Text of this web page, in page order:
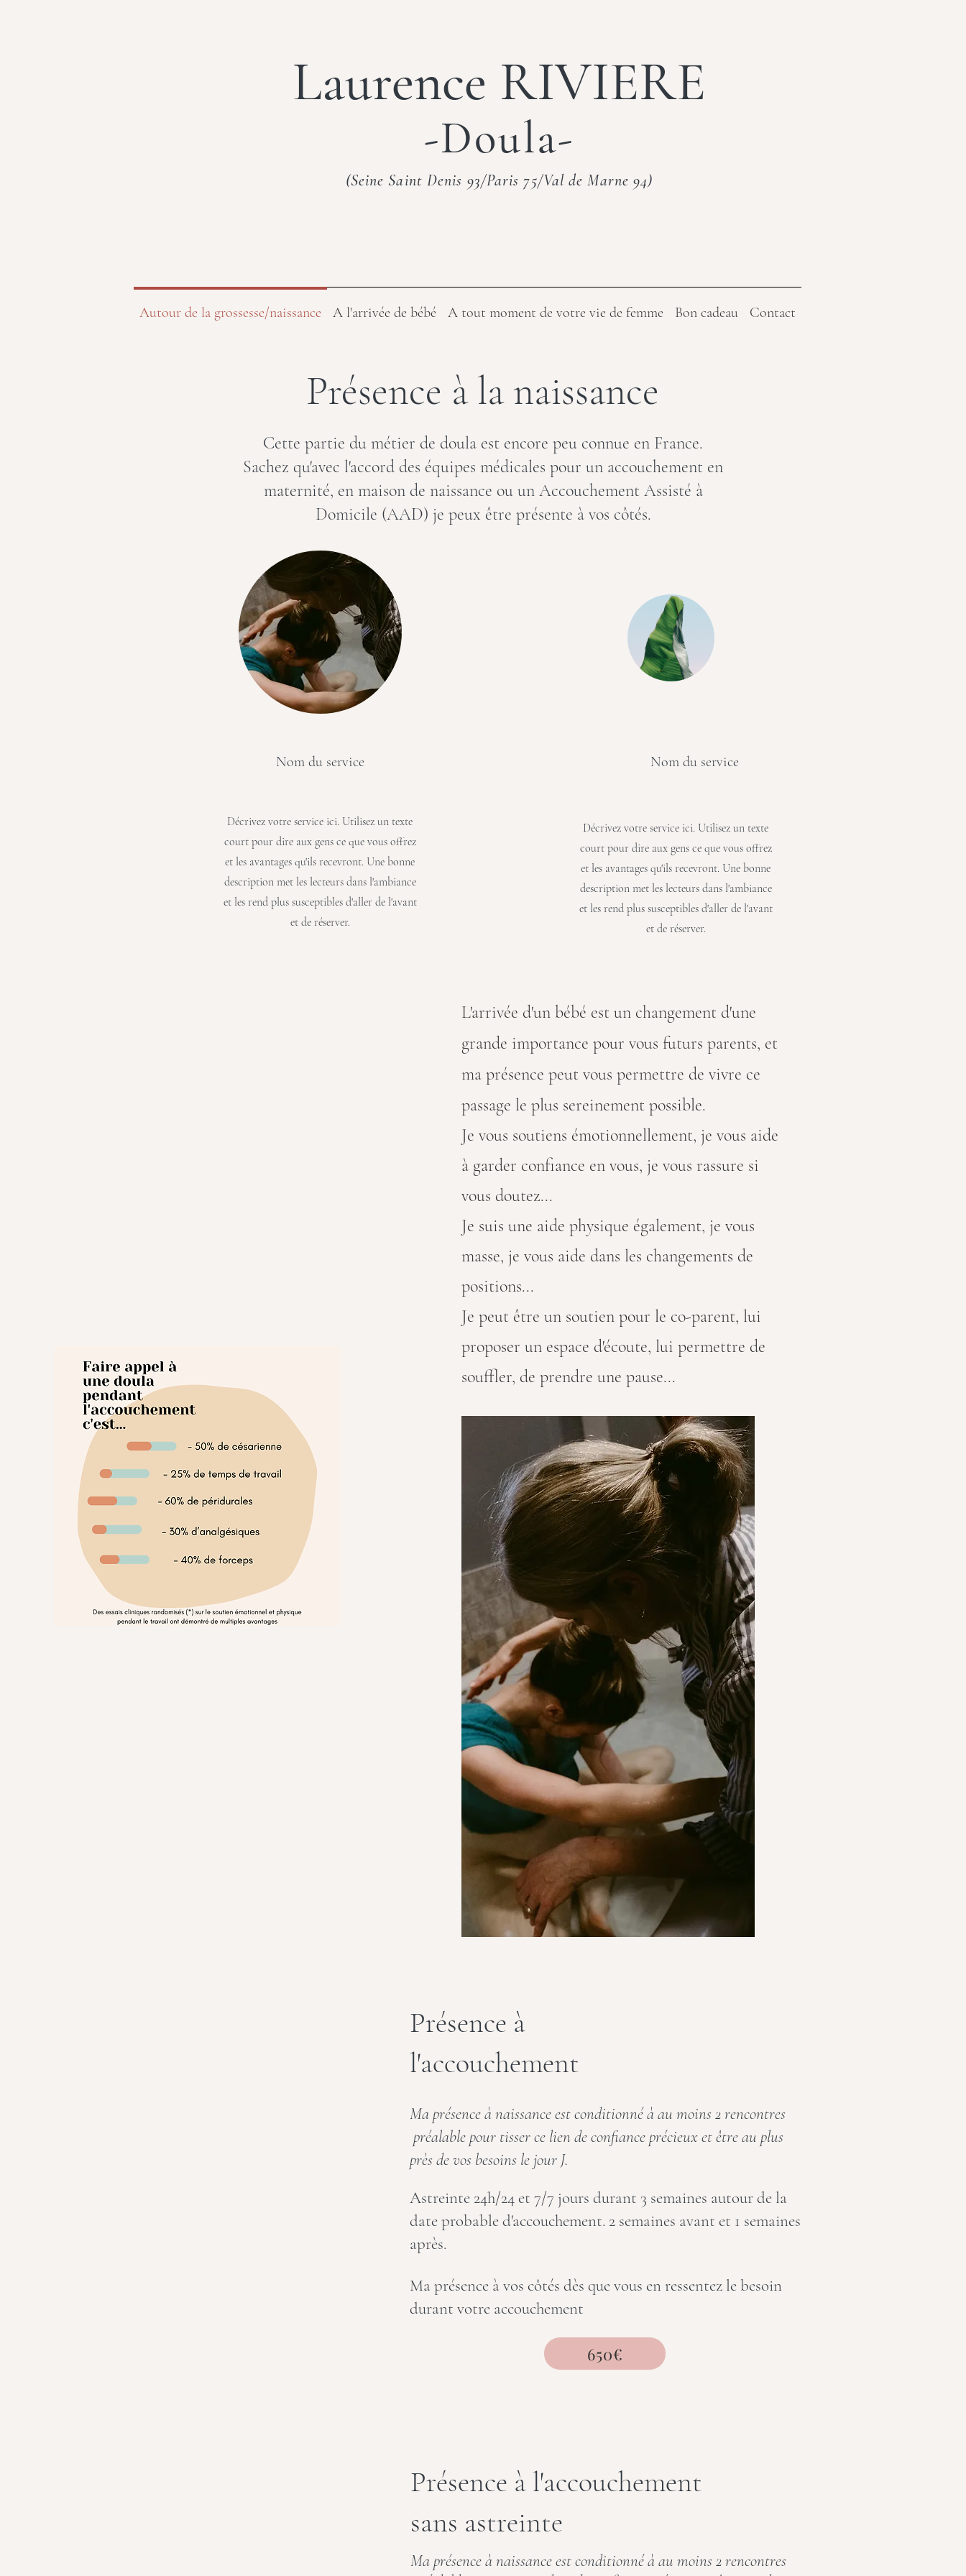
Laurence RIVIERE
-Doula-
(Seine Saint Denis 93/Paris 75/Val de Marne 94)
Autour de la grossesse/naissance A l'arrivée de bébé A tout moment de votre vie de femme Bon cadeau Contact
Présence à la naissance
Cette partie du métier de doula est encore peu connue en France.
Sachez qu'avec l'accord des équipes médicales pour un accouchement en
maternité, en maison de naissance ou un Accouchement Assisté à
Domicile (AAD) je peux être présente à vos côtés.
Nom du service
Décrivez votre service ici. Utilisez un texte
court pour dire aux gens ce que vous offrez
et les avantages qu'ils recevront. Une bonne
description met les lecteurs dans l'ambiance
et les rend plus susceptibles d'aller de l'avant
et de réserver.
Nom du service
Décrivez votre service ici. Utilisez un texte
court pour dire aux gens ce que vous offrez
et les avantages qu'ils recevront. Une bonne
description met les lecteurs dans l'ambiance
et les rend plus susceptibles d'aller de l'avant
et de réserver.
L'arrivée d'un bébé est un changement d'une
grande importance pour vous futurs parents, et
ma présence peut vous permettre de vivre ce
passage le plus sereinement possible.
Je vous soutiens émotionnellement, je vous aide
à garder confiance en vous, je vous rassure si
vous doutez...
Je suis une aide physique également, je vous
masse, je vous aide dans les changements de
positions...
Je peut être un soutien pour le co-parent, lui
proposer un espace d'écoute, lui permettre de
souffler, de prendre une pause...
Présence à
l'accouchement
Ma présence à naissance est conditionné à au moins 2 rencontres
préalable pour tisser ce lien de confiance précieux et être au plus
près de vos besoins le jour J.
Astreinte 24h/24 et 7/7 jours durant 3 semaines autour de la
date probable d'accouchement. 2 semaines avant et 1 semaines
après.
Ma présence à vos côtés dès que vous en ressentez le besoin
durant votre accouchement
650€
Présence à l'accouchement
sans astreinte
Ma présence à naissance est conditionné à au moins 2 rencontres